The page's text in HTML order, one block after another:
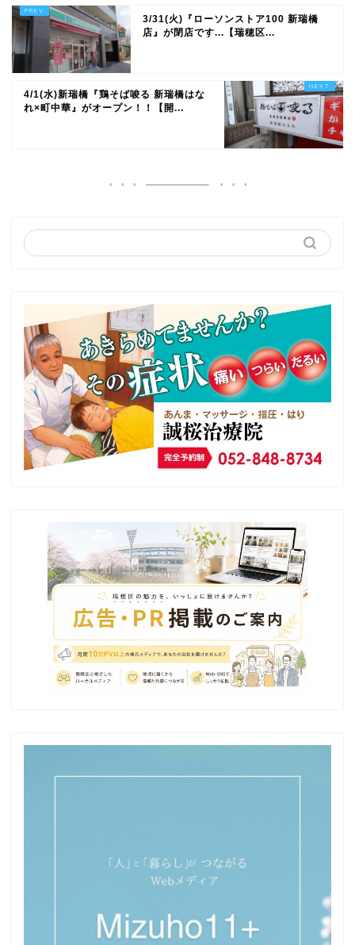
3/31(火)『ローソンストア100 新瑞橋
店』が閉店です...【瑞穂区...
4/1(水)新瑞橋『鶏そば唆る 新瑞橋はな
れ×町中華』がオープン！！【開...